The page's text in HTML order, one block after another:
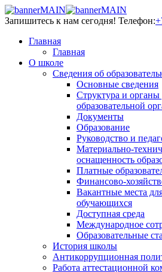
Запишитесь к нам сегодня! Телефон:
Главная
Главная
О школе
Сведения об
Основные сведения
Структура и органы
образовательной
Документы
Образование
Руководство и
Материально-
оснащенность
Платные
Финансово-
Вакантные места
обучающихся
Доступная среда
Международное
Образовательные
История школы
Антикоррупционная
Работа аттестационной